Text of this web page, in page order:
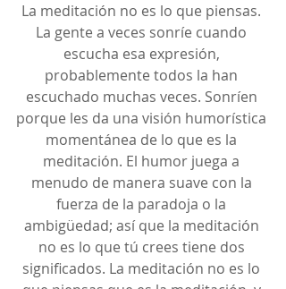
La meditación no es lo que piensas.
La gente a veces sonríe cuando
escucha esa expresión,
probablemente todos la han
escuchado muchas veces. Sonríen
porque les da una visión humorística
momentánea de lo que es la
meditación. El humor juega a
menudo de manera suave con la
fuerza de la paradoja o la
ambigüedad; así que la meditación
no es lo que tú crees tiene dos
significados. La meditación no es lo